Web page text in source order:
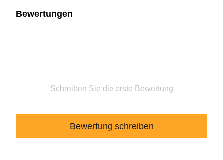
Bewertungen
Schreiben Sie die erste Bewertung
Bewertung schreiben